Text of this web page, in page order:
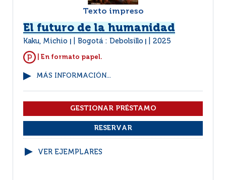
Texto impreso
El futuro de la humanidad
Kaku, Michio Bogotá : Debolsillo 2025
| En formato papel.
MÁS INFORMACIÓN...
VER EJEMPLARES